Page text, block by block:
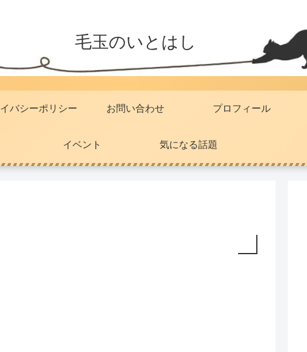
毛玉のいとはし
バシーポリシー お問い合わせ プロフィール
イベント 気になる話題